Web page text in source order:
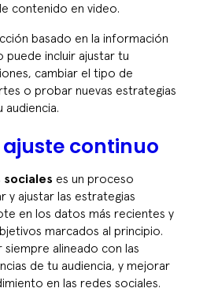
contenido en video.
basado en la información
puede incluir ajustar tu
cambiar el tipo de
o probar nuevas estrategias
ajuste continuo
es un proceso
y ajustar las estrategias
en los datos más recientes y
marcados al principio.
alineado con las
de tu audiencia, y mejorar
en las redes sociales.